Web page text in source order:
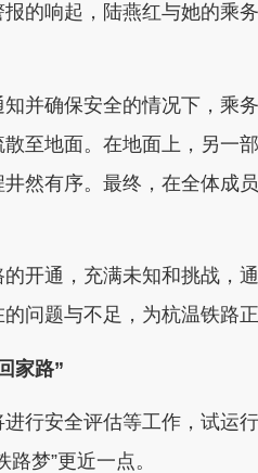
响起，陆燕红与她的乘
确保安全的情况下，乘
至地面。在地面上，另一
然有序。最终，在全体成
通，充满未知和挑战，
问题与不足，为杭温铁路
家路”
安全评估等工作，试运
梦”更近一点。